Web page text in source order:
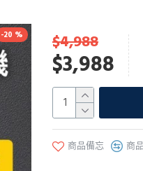
-20 %
$3,988
$4,988
商品備忘 商